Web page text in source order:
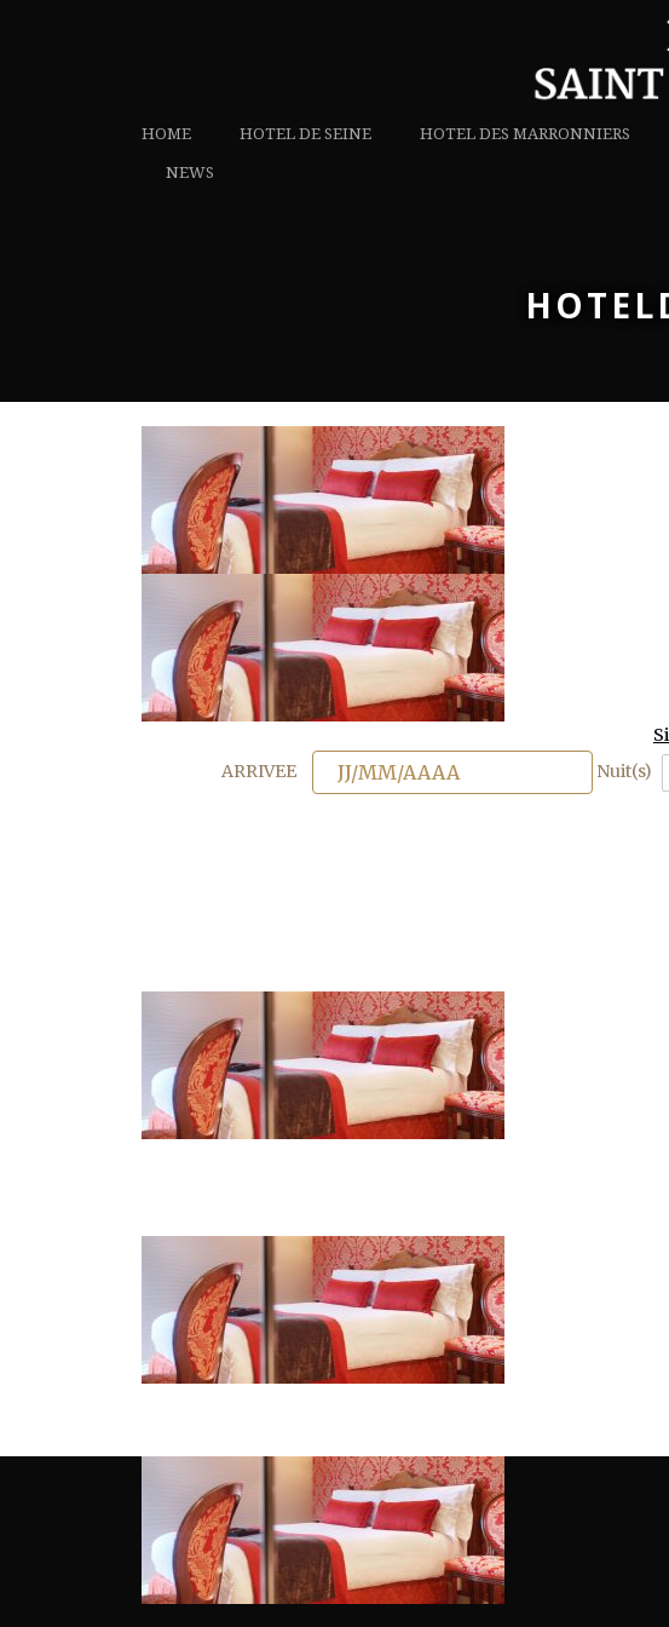
HOME HOTEL DE SEINE HOTEL DES MARRONNIERS
NEWS
ARRIVEE
Nuit(s)